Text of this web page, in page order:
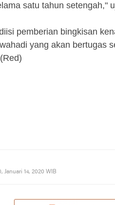
satu tahun setengah,"
pemberian bingkisan
yang akan bertugas
Januari 14, 2020 WIB